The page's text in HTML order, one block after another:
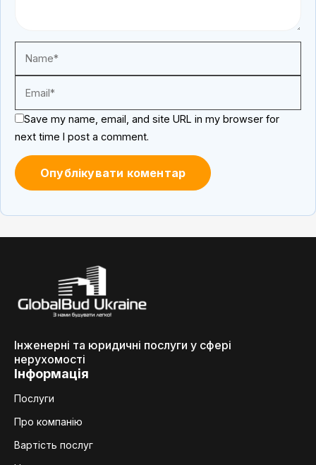
Save my name, email, and site URL in my browser for
next time I post a comment.
Інженерні та юридичні послуги у сфері
нерухомості
Інформація
Послуги
Про компанію
Вартість послуг